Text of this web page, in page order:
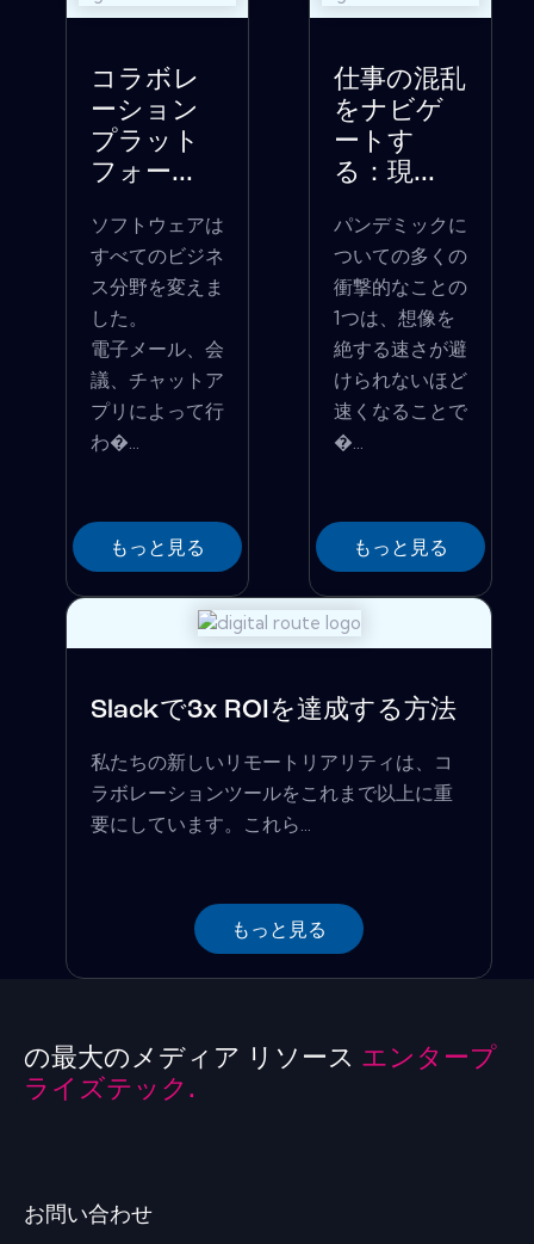
コラボレ
ーション
プラット
フォー...
ソフトウェアは
すべてのビジネ
ス分野を変えま
した。
電子メール、会
議、チャットア
プリによって行
わ�...
もっと見る
仕事の混乱
をナビゲ
ートす
る：現...
パンデミックに
ついての多くの
衝撃的なことの
1つは、想像を
絶する速さが避
けられないほど
速くなることで
�...
もっと見る
Slackで3x ROIを達成する方法
私たちの新しいリモートリアリティは、コ
ラボレーションツールをこれまで以上に重
要にしています。これら...
もっと見る
の最大のメディア リソース エンタープ
ライズテック.
お問い合わせ